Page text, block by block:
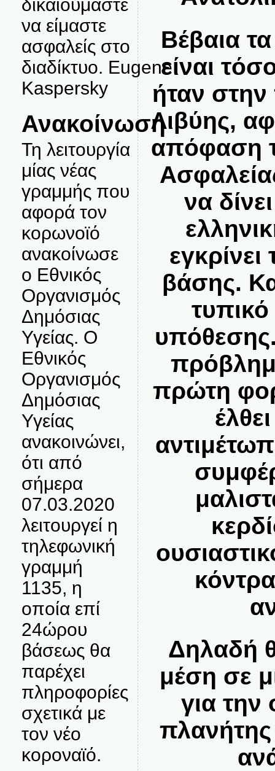
δικαιούμαστε
να είμαστε
ασφαλείς στο
διαδίκτυο. Eugene
Kaspersky
Ανακοίνωση
Τη λειτουργία
μίας νέας
γραμμής που
αφορά τον
κορωνοϊό
ανακοίνωσε
ο Εθνικός
Οργανισμός
Δημόσιας
Υγείας. Ο
Εθνικός
Οργανισμός
Δημόσιας
Υγείας
ανακοινώνει,
ότι από
σήμερα
07.03.2020
λειτουργεί η
τηλεφωνική
γραμμή
1135, η
οποία επί
24ώρου
βάσεως θα
παρέχει
πληροφορίες
σχετικά με
τον νέο
κοροναϊό.
Βέβαια
είναι
ήταν
Λιβύης,
απόφαση
να
βάσης.
πρώτη
Δηλαδή
μέση σε
για την